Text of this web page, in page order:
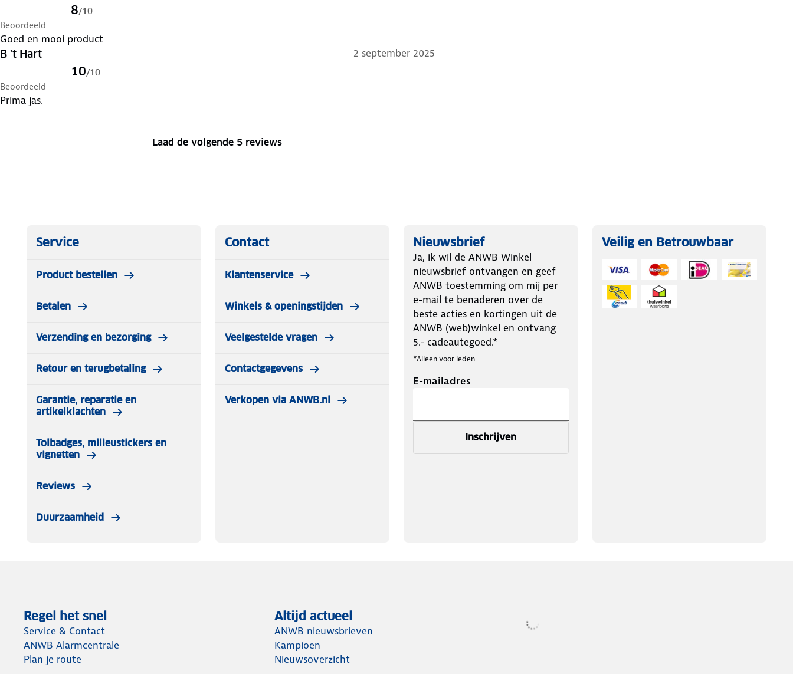
8/10
Beoordeeld
Goed en mooi product
B 't Hart 2 september 2025
10/10
Beoordeeld
Prima jas.
Laad de volgende 5 reviews
Service
Product bestellen
Betalen
Verzending en bezorging
Retour en terugbetaling
Garantie, reparatie en
artikelklachten
Tolbadges, milieustickers en
vignetten
Reviews
Duurzaamheid
Contact
Klantenservice
Winkels & openingstijden
Veelgestelde vragen
Contactgegevens
Verkopen via ANWB.nl
Nieuwsbrief
Ja, ik wil de ANWB Winkel
nieuwsbrief ontvangen en geef
ANWB toestemming om mij per
e-mail te benaderen over de
beste acties en kortingen uit de
ANWB (web)winkel en ontvang
5.- cadeautegoed.*
*Alleen voor leden
E-mailadres
Inschrijven
Veilig en Betrouwbaar
Regel het snel
Service & Contact
ANWB Alarmcentrale
Plan je route
Altijd actueel
ANWB nieuwsbrieven
Kampioen
Nieuwsoverzicht